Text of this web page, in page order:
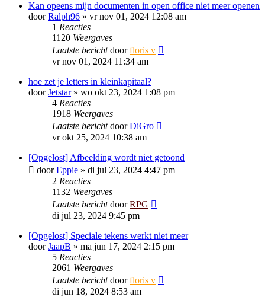
Kan opeens mijn documenten in open office niet meer openen
doorRalph96 » vr nov 01, 2024 12:08 am
1 Reacties
1120 Weergaves
Laatste berichtdoorfloris v
vr nov 01, 2024 11:34 am
hoe zet je letters in kleinkapitaal?
doorJetstar» wo okt 23, 2024 1:08 pm
4 Reacties
1918 Weergaves
Laatste berichtdoorDiGro
vr okt 25, 2024 10:38 am
[Opgelost] Afbeelding wordt niet getoond
doorEppie » di jul 23, 2024 4:47 pm
2 Reacties
1132 Weergaves
Laatste berichtdoorRPG
di jul 23, 2024 9:45 pm
[Opgelost] Speciale tekens werkt niet meer
doorJaapB » ma jun 17, 2024 2:15 pm
5 Reacties
2061 Weergaves
Laatste berichtdoorfloris v
di jun 18, 2024 8:53 am